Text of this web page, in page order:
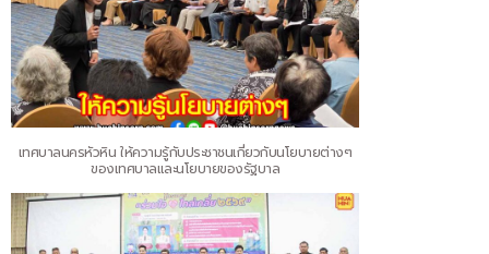
เทศบาลนครหัวหิน ให้ความรู้กับประชาชนเกี่ยวกับนโยบายต่างๆ
ของเทศบาลและนโยบายของรัฐบาล